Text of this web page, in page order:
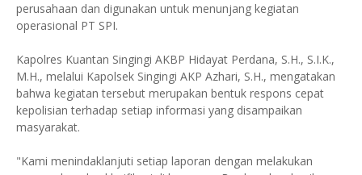
perusahaan dan digunakan untuk menunjang kegiatan
operasional PT SPI.
Kapolres Kuantan Singingi AKBP Hidayat Perdana, S.H., S.I.K.,
M.H., melalui Kapolsek Singingi AKP Azhari, S.H., mengatakan
bahwa kegiatan tersebut merupakan bentuk respons cepat
kepolisian terhadap setiap informasi yang disampaikan
masyarakat.
"Kami menindaklanjuti setiap laporan dengan melakukan